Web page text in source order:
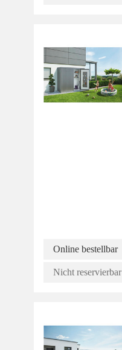
Online bestellbar
Nicht reservierbar